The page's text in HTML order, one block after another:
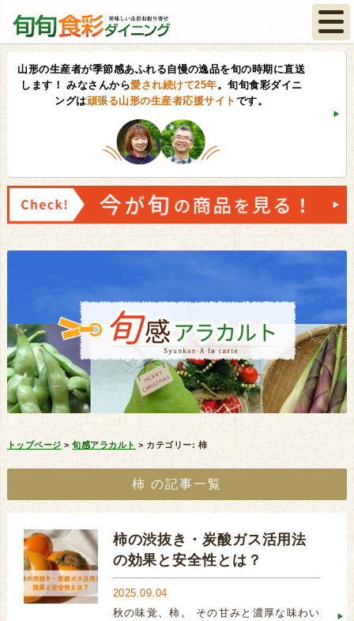
山形の生産者が季節感あふれる自慢の逸品を旬の時期に直送
します！ みなさんから愛され続けて25年。旬旬食彩ダイニ
ングは頑張る山形の生産者応援サイト です。
トップページ >旬感アラカルト > カテゴリー: 柿
柿 の記事一覧
柿の渋抜き・炭酸ガス活用法
の効果と安全性とは？
2025.09.04
秋の味覚、柿。 その甘みと濃厚な味わい